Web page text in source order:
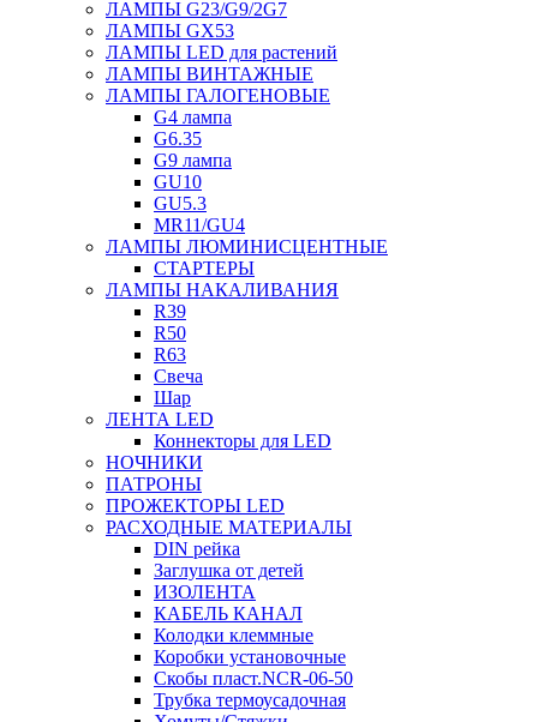
ЛАМПЫ G23/G9/2G7
ЛАМПЫ GX53
ЛАМПЫ LED для растений
ЛАМПЫ ВИНТАЖНЫЕ
ЛАМПЫ ГАЛОГЕНОВЫЕ
G4 лампа
G6.35
G9 лампа
GU10
GU5.3
MR11/GU4
ЛАМПЫ ЛЮМИНИСЦЕНТНЫЕ
СТАРТЕРЫ
ЛАМПЫ НАКАЛИВАНИЯ
R39
R50
R63
Свеча
Шар
ЛЕНТА LED
Коннекторы для LED
НОЧНИКИ
ПАТРОНЫ
ПРОЖЕКТОРЫ LED
РАСХОДНЫЕ МАТЕРИАЛЫ
DIN рейка
Заглушка от детей
ИЗОЛЕНТА
КАБЕЛЬ КАНАЛ
Колодки клеммные
Коробки установочные
Скобы пласт.NCR-06-50
Трубка термоусадочная